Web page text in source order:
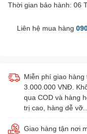
Thời gian bảo hành: 06
Liên hệ mua hàng
Miễn phí giao
3.000.000 VNĐ.
qua COD và hàng
trị cao, hàng dễ vỡ..
Giao hàng tận nơi